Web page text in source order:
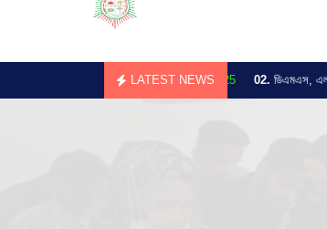
LATEST NEWS
17.Jul.2025 02.ডিএমএস, এল ,এম এ এফ